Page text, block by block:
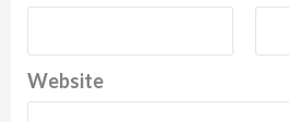
Website